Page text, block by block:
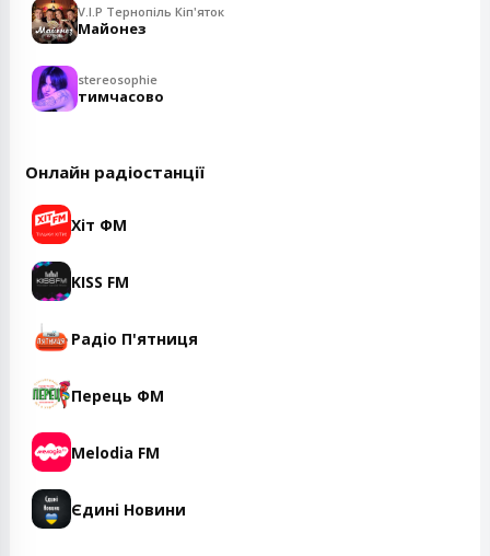
V.I.P Тернопіль Кіп'яток
Майонез
stereosophie
тимчасово
Онлайн радіостанції
Хіт ФМ
KISS FM
Радіо П'ятниця
Перець ФМ
Melodia FM
Єдині Новини